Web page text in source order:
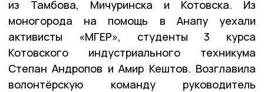
из Тамбова, Мичуринска и Котовска. Из
моногорода на помощь в Анапу уехали
активисты «МГЕР», студенты 3 курса
Котовского индустриального техникума
Степан Андропов и Амир Кештов. Возглавила
волонтёрскую команду руководитель